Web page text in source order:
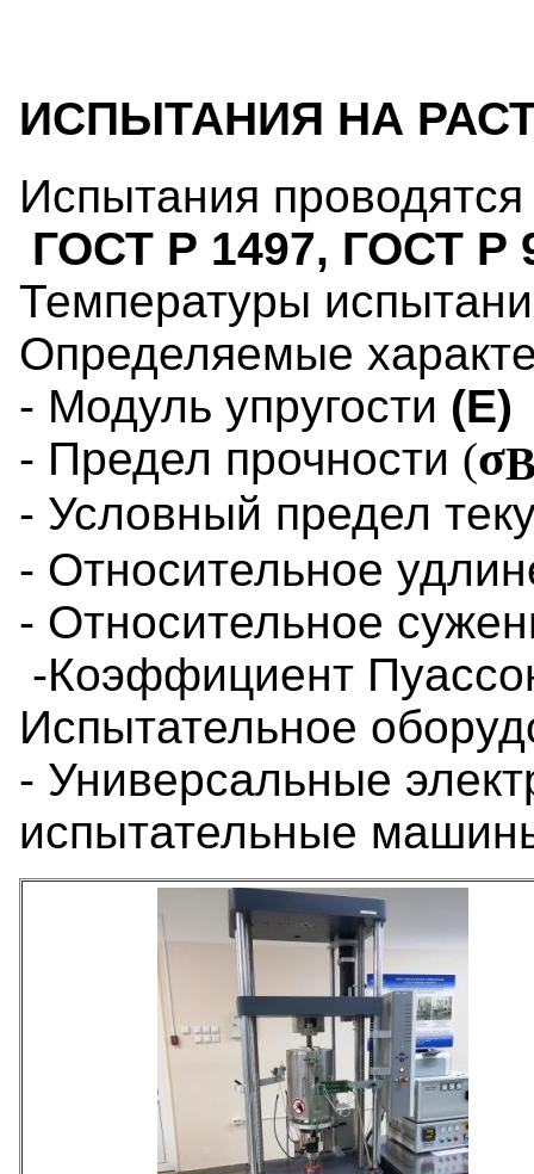
ИСПЫТАНИЯ НА
Испытания
ГОСТ Р 1497, ГОСТ Р
Температуры
Определяемые
- Модуль упругости (Е)
- Предел прочности (σ
- Условный предел
- Относительное
- Относительное
-Коэффициент
Испытательное
- Универсальные
испытательные